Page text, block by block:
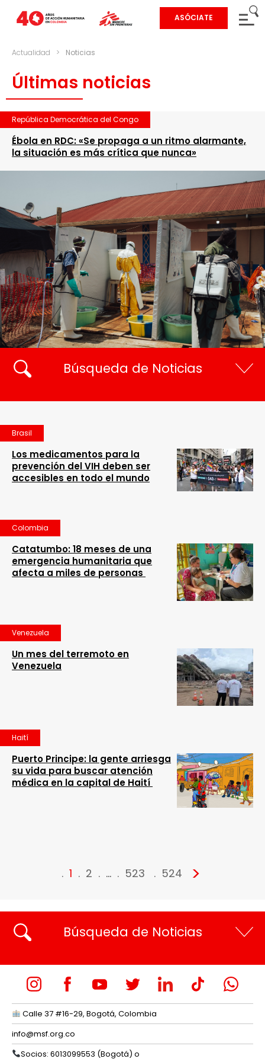
ASÓCIATE
Actualidad > Noticias
Últimas noticias
República Democrática del Congo
Ébola en RDC: «Se propaga a un ritmo alarmante,
la situación es más crítica que nunca»
Búsqueda de Noticias
Brasil
Los medicamentos para la
prevención del VIH deben ser
accesibles en todo el mundo
Colombia
Catatumbo: 18 meses de una
emergencia humanitaria que
afecta a miles de personas
Venezuela
Un mes del terremoto en
Venezuela
Haití
Puerto Principe: la gente arriesga
su vida para buscar atención
médica en la capital de Haití
1 2 … 523 524 >
Búsqueda de Noticias
Calle 37 #16-29, Bogotá, Colombia
info@msf.org.co
Socios: 6013099553 (Bogotá) o